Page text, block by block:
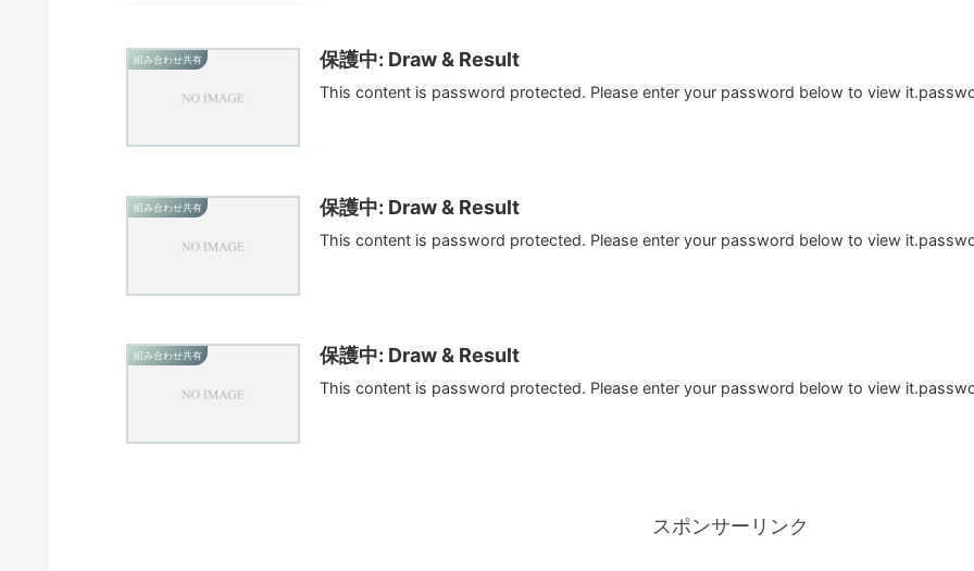
組み合わせ共有 保護中: Draw & Result
This content is password protected. Please enter your password below to view
組み合わせ共有 保護中: Draw & Result
This content is password protected. Please enter your password below to view
組み合わせ共有 保護中: Draw & Result
This content is password protected. Please enter your password below to view
スポンサーリンク